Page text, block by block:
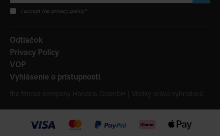
I accept the privacy policy*
Odtlačok
Privacy Policy
VOP
Vyhlásenie o prístupnosti